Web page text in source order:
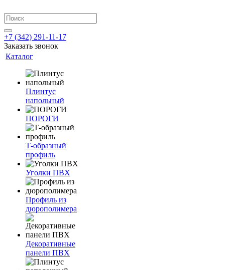
+7 (342) 291-11-17
Заказать звонок
Каталог
Плинтус
напольный
ПОРОГИ
Т-образный
профиль
Уголки ПВХ
Профиль из
дюрополимера
Декоративные
панели ПВХ